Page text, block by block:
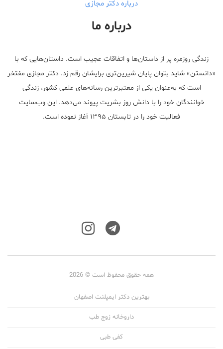
درباره دکتر مجازی
درباره ما
زندگی روزمره پر از داستان‌ها و اتفاقات عجیب است. داستان‌هایی که با
«دانستن» شاید بتوان پایان شیرین‌تری برایشان رقم زد. دکتر مجازی مفتخر
است که به‌عنوان یکی از معتبر‌ترین رسانه‌های علمی کشور، زندگی
خوانندگان خود را با دانش روز بشریت پیوند می‌دهد. این وب‌سایت
فعالیت خود را در تابستان ۱۳۹۵ آغاز نموده است.
همه حقوق محفوظ است © 2026
بهترین دکتر ایمپلنت اصفهان
داروخانه زوج طب
کفی طبی